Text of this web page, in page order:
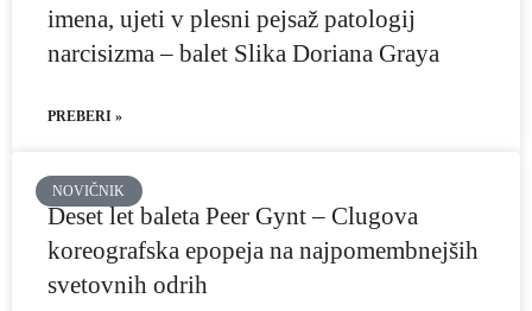
imena, ujeti v plesni pejsaž patologij
narcisizma – balet Slika Doriana Graya
PREBERI »
NOVIČNIK
Deset let baleta Peer Gynt – Clugova
koreografska epopeja na najpomembnejših
svetovnih odrih